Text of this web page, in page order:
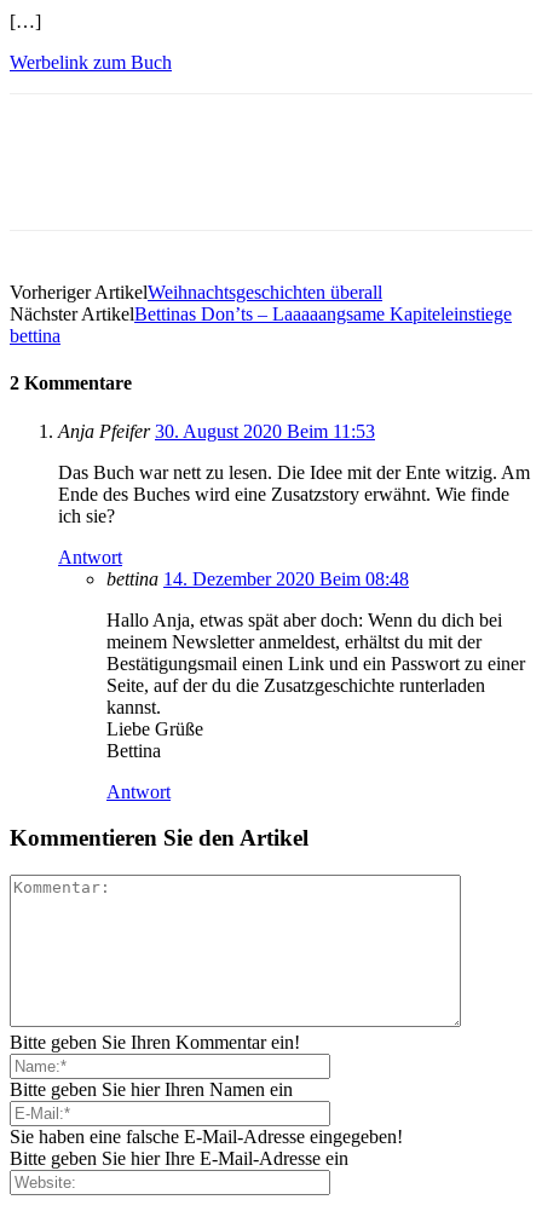
[…]
Werbelink zum Buch
Vorheriger ArtikelWeihnachtsgeschichten überall
Nächster ArtikelBettinas Don’ts – Laaaaangsame Kapiteleinstiege
bettina
2 Kommentare
Anja Pfeifer 30. August 2020 Beim 11:53
Das Buch war nett zu lesen. Die Idee mit der Ente witzig. Am
Ende des Buches wird eine Zusatzstory erwähnt. Wie finde
ich sie?
Antwort
bettina 14. Dezember 2020 Beim 08:48
Hallo Anja, etwas spät aber doch: Wenn du dich bei
meinem Newsletter anmeldest, erhältst du mit der
Bestätigungsmail einen Link und ein Passwort zu einer
Seite, auf der du die Zusatzgeschichte runterladen
kannst.
Liebe Grüße
Bettina
Antwort
Kommentieren Sie den Artikel
Bitte geben Sie Ihren Kommentar ein!
Bitte geben Sie hier Ihren Namen ein
Sie haben eine falsche E-Mail-Adresse eingegeben!
Bitte geben Sie hier Ihre E-Mail-Adresse ein